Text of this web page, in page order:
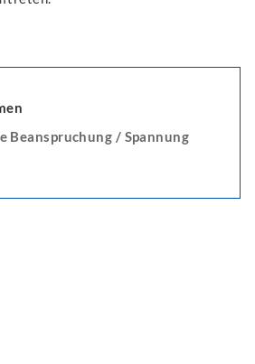
Beanspruchung / Spannung